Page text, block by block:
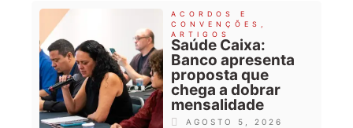
ACORDOS E
CONVENÇÕES ,
ARTIGOS
Saúde Caixa:
Banco apresenta
proposta que
chega a dobrar
mensalidade
AGOSTO 5, 2026